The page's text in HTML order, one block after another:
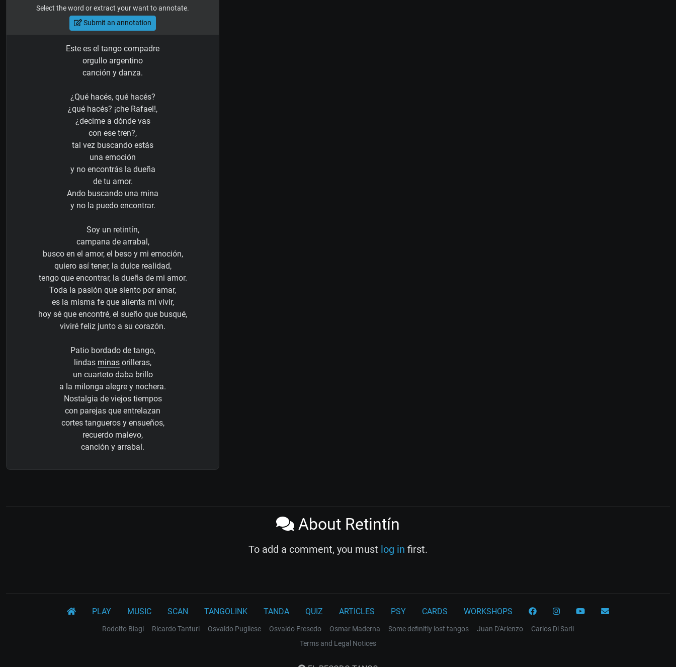
Select the word or extract your want to annotate.
Submit an annotation
Este es el tango compadre
orgullo argentino
canción y danza.
¿Qué hacés, qué hacés?
¿qué hacés? ¡che Rafael!,
¿decime a dónde vas
con ese tren?,
tal vez buscando estás
una emoción
y no encontrás la dueña
de tu amor.
Ando buscando una mina
y no la puedo encontrar.
Soy un retintín,
campana de arrabal,
busco en el amor, el beso y mi emoción,
quiero así tener, la dulce realidad,
tengo que encontrar, la dueña de mi amor.
Toda la pasión que siento por amar,
es la misma fe que alienta mi vivir,
hoy sé que encontré, el sueño que busqué,
viviré feliz junto a su corazón.
Patio bordado de tango,
lindas minas orilleras,
un cuarteto daba brillo
a la milonga alegre y nochera.
Nostalgia de viejos tiempos
con parejas que entrelazan
cortes tangueros y ensueños,
recuerdo malevo,
canción y arrabal.
About Retintín
To add a comment, you must log in first.
PLAY MUSIC SCAN TANGOLINK TANDA QUIZ ARTICLES PSY CARDS WORKSHOPS
Rodolfo Biagi Ricardo Tanturi Osvaldo Pugliese Osvaldo Fresedo Osmar Maderna Some definitly lost tangos Juan D'Arienzo
Carlos Di Sarli
Terms and Legal Notices